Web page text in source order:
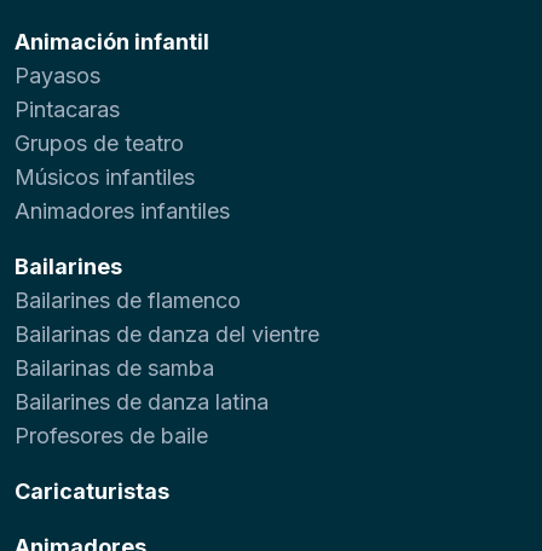
Animación infantil
Payasos
Pintacaras
Grupos de teatro
Músicos infantiles
Animadores infantiles
Bailarines
Bailarines de flamenco
Bailarinas de danza del vientre
Bailarinas de samba
Bailarines de danza latina
Profesores de baile
Caricaturistas